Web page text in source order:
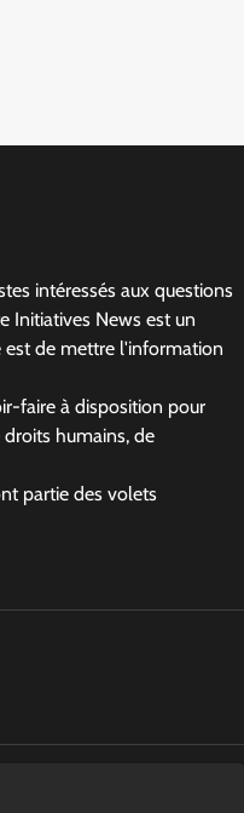
intéressés aux questions
Initiatives News est un
est de mettre l'information
faire à disposition pour
humains, de
partie des volets